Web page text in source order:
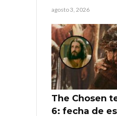
agosto 3, 2026
The Chosen
6: fecha de